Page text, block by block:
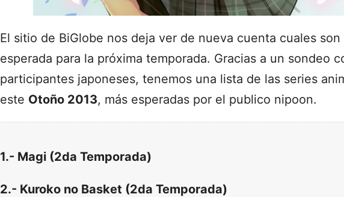
El sitio de BiGlobe nos deja ver de nueva cuenta cuales son
esperada para la próxima temporada. Gracias a un sondeo
participantes japoneses, tenemos una lista de las series
este Otoño 2013, más esperadas por el publico nipoon.
1.- Magi (2da Temporada)
2.- Kuroko no Basket (2da Temporada)